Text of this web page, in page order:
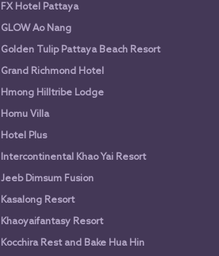
FX Hotel Pattaya
GLOW Ao Nang
Golden Tulip Pattaya Beach Resort
Grand Richmond Hotel
Hmong Hilltribe Lodge
Homu Villa
Hotel Plus
Intercontinental Khao Yai Resort
Jeeb Dimsum Fusion
Kasalong Resort
Khaoyaifantasy Resort
Kocchira Rest and Bake Hua Hin